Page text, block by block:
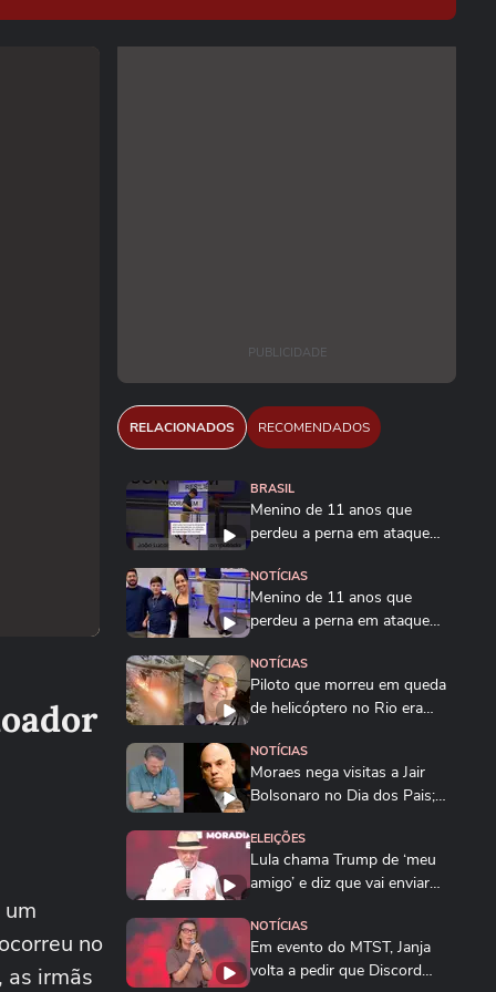
no
as irmãs
PUBLICIDADE
RELACIONADOS RECOMENDADOS
BRASIL
Menino de 11 anos que
perdeu a perna em ataque
NOTÍCIAS
Menino de 11 anos que
perdeu a perna em ataque
NOTÍCIAS
Piloto que morreu em queda
de helicóptero no Rio era
NOTÍCIAS
Moraes nega visitas a Jair
Bolsonaro no Dia dos Pais;
ELEIÇÕES
Lula chama Trump de ‘meu
amigo’ e diz que vai enviar
NOTÍCIAS
Em evento do MTST, Janja
volta a pedir que Discord